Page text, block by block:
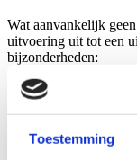
Toestemming
Wat aanvankelijk
uitvoering uit tot een
bijzonderheden:
Innercity
afvalcontainers
Complex